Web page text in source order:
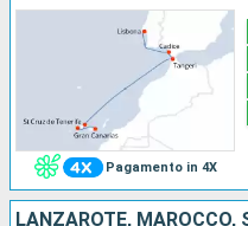
Pagamento in 4X